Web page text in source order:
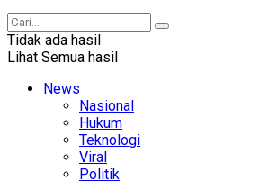
Tidak ada hasil
Lihat Semua hasil
News
Nasional
Hukum
Teknologi
Viral
Politik